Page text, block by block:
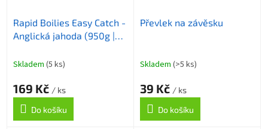
Rapid Boilies Easy Catch -
Anglická jahoda (950g |
Skladem (5 ks)
169 Kč / ks
Do košíku
Převlek na závěsku
Skladem (>5 ks)
39 Kč / ks
Do košíku